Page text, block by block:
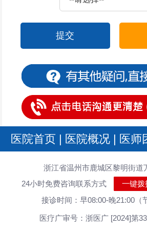
提交
医院首页 | 医院概况 | 医师
浙江省温州市鹿城区黎明街道
24小时免费咨询联系方式
一键拨
接诊时间：早08:00-晚21:00（
医疗广审号：浙医广 [2024]第